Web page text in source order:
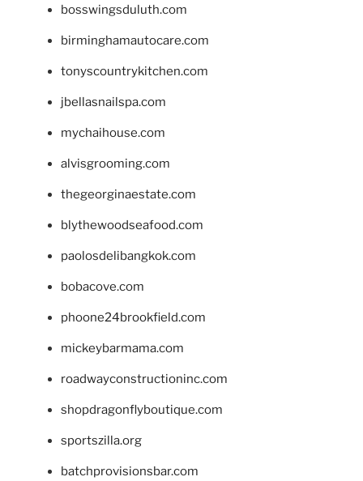
bosswingsduluth.com
birminghamautocare.com
tonyscountrykitchen.com
jbellasnailspa.com
mychaihouse.com
alvisgrooming.com
thegeorginaestate.com
blythewoodseafood.com
paolosdelibangkok.com
bobacove.com
phoone24brookfield.com
mickeybarmama.com
roadwayconstructioninc.com
shopdragonflyboutique.com
sportszilla.org
batchprovisionsbar.com